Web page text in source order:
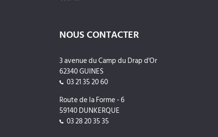
NOUS CONTACTER
3 avenue du Camp du Drap d'Or
62340 GUINES
03 21 35 20 60
Route de la Forme - 6
59140 DUNKERQUE
03 28 20 35 35